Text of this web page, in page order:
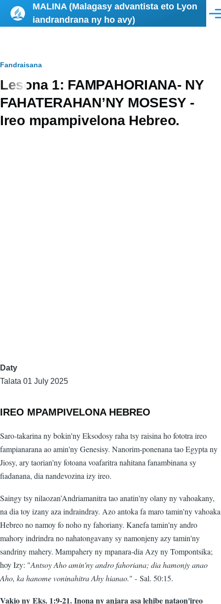
Skip to main content
MALINA (Malagasy advantista eto Lyon
iandrandrana ny ho avy)
Breadcrumb
Fandraisana
Lesona 1: FAMPAHORIANA- NY
FAHATERAHAN’NY MOSESY -
Ireo mpampivelona Hebreo.
Daty
Talata 01 July 2025
IREO MPAMPIVELONA HEBREO
Saro-takarina ny bokin'ny Eksodosy raha tsy raisina ho fototra ireo
fampianarana ao amin'ny Genesisy. Nanorim-ponenana tao Egypta ny
Jiosy, ary taorian'ny fotoana voafaritra nahitana fanambinana sy
fiadanana, dia nandevozina izy ireo.
Saingy tsy nilaozan’Andriamanitra tao anatin'ny olany ny vahoakany,
na dia toy izany aza indraindray. Azo antoka fa maro tamin'ny vahoaka
Hebreo no namoy fo noho ny fahoriany. Kanefa tamin'ny andro
mahory indrindra no nahatongavany sy namonjeny azy tamin'ny
sandriny mahery. Mampahery ny mpanara-dia Azy ny Tompontsika;
hoy Izy: "Antsoy Aho amin'ny andro fahoriana; dia hamonjy anao
Aho, ka hanome voninahitra Ahy hianao." - Sal. 50:15.
Vakio ny Eks. 1:9-21. Inona ny anjara asa lehibe nataon'ireo